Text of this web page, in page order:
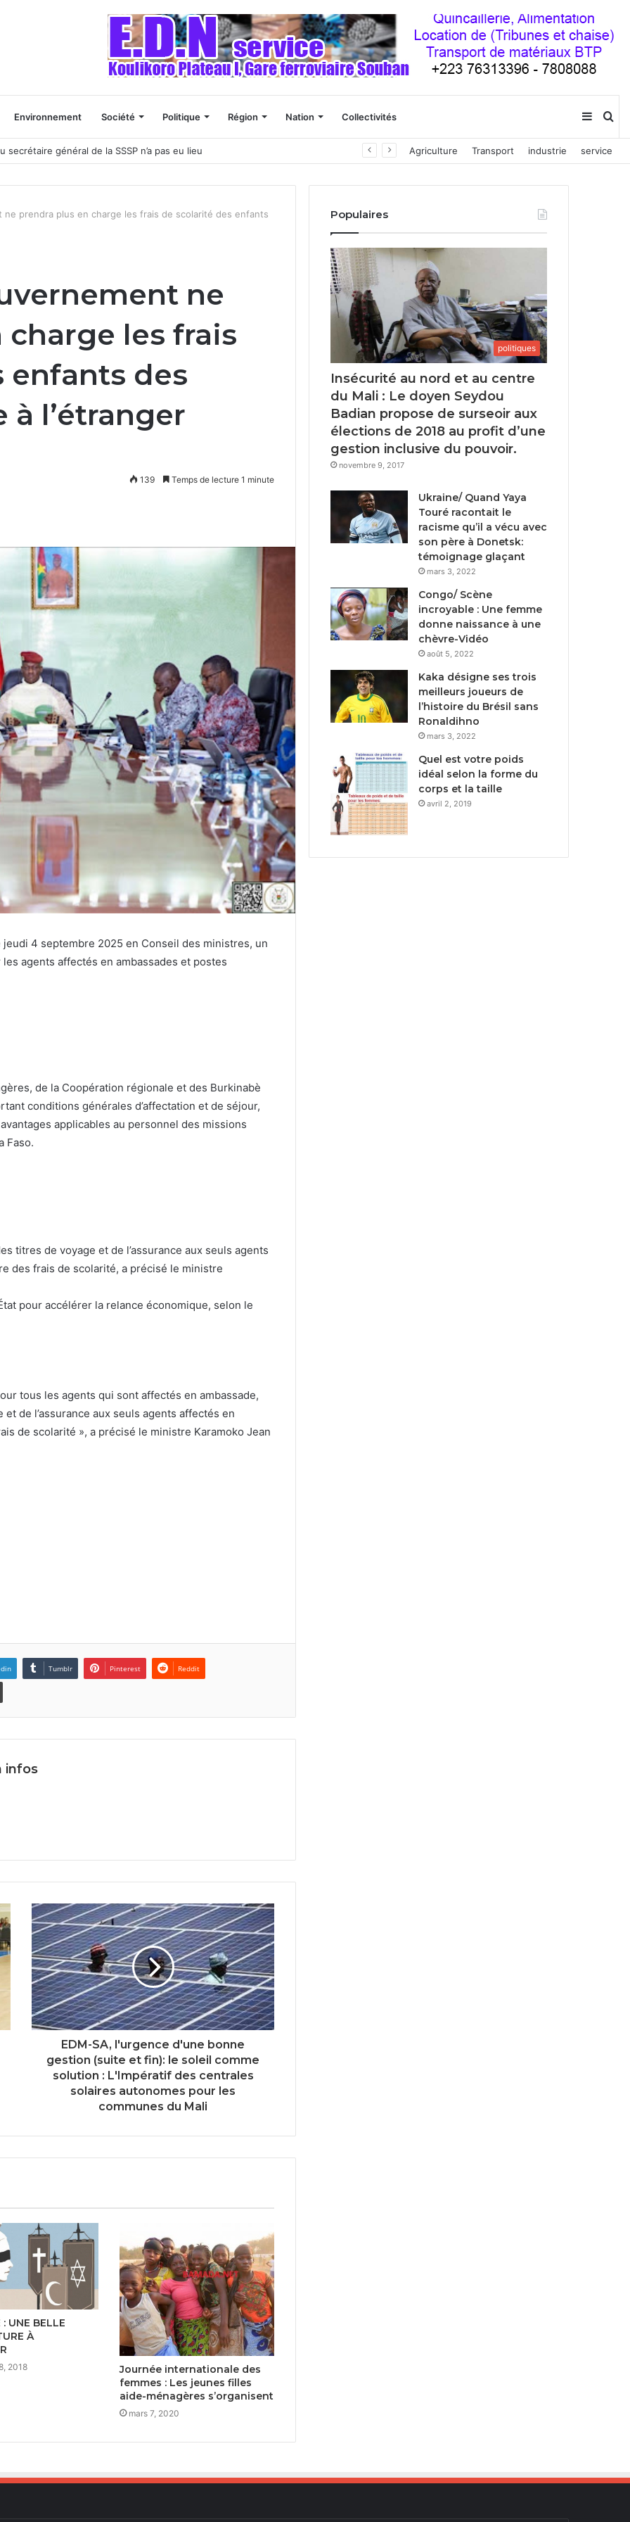
Environnement Société Politique Région Nation Collectivités
général de la SSSP n’a pas eu lieu Agriculture Transport industrie service
ne prendra plus en charge les frais de scolarité des enfants
ne
les frais
enfants des
à l’étranger
139 Temps de lecture 1 minute
4 septembre 2025 en Conseil des ministres, un
agents affectés en ambassades et postes
de la Coopération régionale et des Burkinabè
conditions générales d’affectation et de séjour,
applicables au personnel des missions
Faso.
titres de voyage et de l’assurance aux seuls agents
des frais de scolarité, a précisé le ministre
pour accélérer la relance économique, selon le
tous les agents qui sont affectés en ambassade,
de l’assurance aux seuls agents affectés en
de scolarité », a précisé le ministre Karamoko Jean
Tumblr Pinterest Reddit
infos
EDM-SA, l'urgence d'une bonne
gestion (suite et fin): le soleil comme
solution : L'Impératif des centrales
solaires autonomes pour les
communes du Mali
UNE BELLE
À
2018
Journée internationale des
femmes : Les jeunes filles
aide-ménagères s’organisent
mars 7, 2020
Populaires
politiques
Insécurité au nord et au centre
du Mali : Le doyen Seydou
Badian propose de surseoir aux
élections de 2018 au profit d’une
gestion inclusive du pouvoir.
novembre 9, 2017
Ukraine/ Quand Yaya
Touré racontait le
racisme qu’il a vécu avec
son père à Donetsk:
témoignage glaçant
mars 3, 2022
Congo/ Scène
incroyable : Une femme
donne naissance à une
chèvre-Vidéo
août 5, 2022
Kaka désigne ses trois
meilleurs joueurs de
l’histoire du Brésil sans
Ronaldihno
mars 3, 2022
Quel est votre poids
idéal selon la forme du
corps et la taille
avril 2, 2019